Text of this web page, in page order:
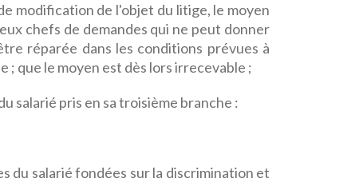
modification de l'objet du litige, le moyen
chefs de demandes qui ne peut donner
réparée dans les conditions prévues à
; que le moyen est dès lors irrecevable ;
salarié pris en sa troisième branche :
du salarié fondées sur la discrimination et